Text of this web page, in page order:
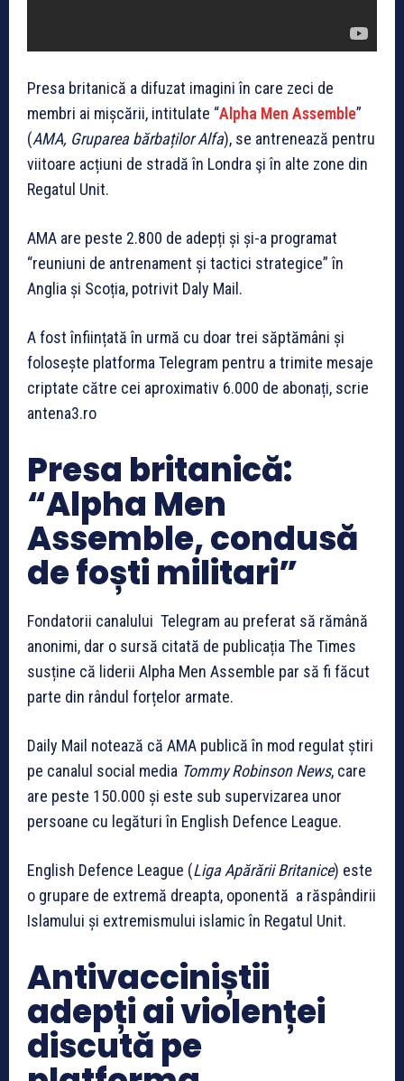
Presa britanică a difuzat imagini în care zeci de
membri ai mișcării, intitulate “Alpha Men Assemble”
(AMA, Gruparea bărbaților Alfa), se antrenează pentru
viitoare acțiuni de stradă în Londra şi în alte zone din
Regatul Unit.
AMA are peste 2.800 de adepți și și-a programat
“reuniuni de antrenament și tactici strategice” în
Anglia și Scoția, potrivit Daly Mail.
A fost înființată în urmă cu doar trei săptămâni și
folosește platforma Telegram pentru a trimite mesaje
criptate către cei aproximativ 6.000 de abonați, scrie
antena3.ro
Presa britanică:
“Alpha Men
Assemble, condusă
de foști militari”
Fondatorii canalului Telegram au preferat să rămână
anonimi, dar o sursă citată de publicația The Times
susține că liderii Alpha Men Assemble par să fi făcut
parte din rândul forțelor armate.
Daily Mail notează că AMA publică în mod regulat știri
pe canalul social media Tommy Robinson News, care
are peste 150.000 și este sub supervizarea unor
persoane cu legături în English Defence League.
English Defence League (Liga Apărării Britanice) este
o grupare de extremă dreapta, oponentă a răspândirii
Islamului și extremismului islamic în Regatul Unit.
Antivacciniștii
adepți ai violenței
discută pe